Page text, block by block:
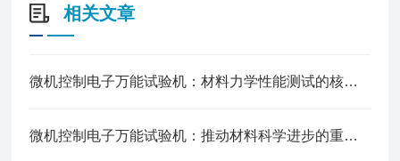
相关文章
微机控制电子万能试验机：材料力学性能测试的核心设备
微机控制电子万能试验机：推动材料科学进步的重要仪器